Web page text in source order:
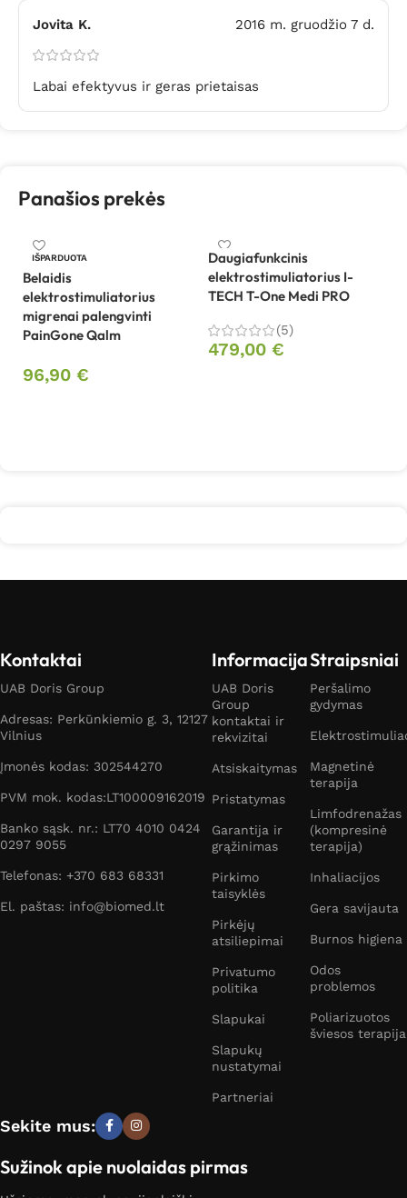
Jovita K. 2016 m. gruodžio 7 d.
Labai efektyvus ir geras prietaisas
Panašios prekės
IŠPARDUOTA
Belaidis
elektrostimuliatorius
migrenai palengvinti
PainGone Qalm
96,90 €
Daugiafunkcinis
elektrostimuliatorius I-
TECH T-One Medi PRO
(5)
479,00 €
Kontaktai
UAB Doris Group
Adresas: Perkūnkiemio g. 3, 12127
Vilnius
Įmonės kodas: 302544270
PVM mok. kodas:LT100009162019
Banko sąsk. nr.: LT70 4010 0424
0297 9055
Telefonas: +370 683 68331
El. paštas: info@biomed.lt
Informacija
UAB Doris
Group
kontaktai ir
rekvizitai
Atsiskaitymas
Pristatymas
Garantija ir
grąžinimas
Pirkimo
taisyklės
Pirkėjų
atsiliepimai
Privatumo
politika
Slapukai
Slapukų
nustatymai
Partneriai
Straipsniai
Peršalimo
gydymas
Magnetinė
terapija
Limfodrenažas
(kompresinė
terapija)
Inhaliacijos
Gera savijauta
Burnos higiena
Odos
problemos
Poliarizuotos
šviesos terapija
Sekite mus:
Sužinok apie nuolaidas pirmas